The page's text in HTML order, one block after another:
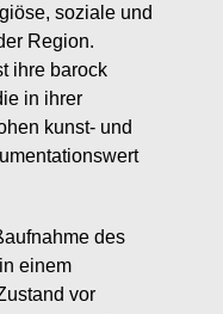
soziale und
Region.
ihre barock
in ihrer
kunst- und
des
einem
vor